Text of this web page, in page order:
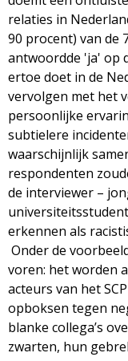
relaties in
90 procent) van de
antwoordde 'ja' op
ertoe doet in de
vervolgen met het
persoonlijke
subtielere
waarschijnlijk
respondenten
de interviewer –
erkennen als
Onder de
voren: het worden
acteurs van het
opboksen tegen
blanke collega’s
zwarten, hun